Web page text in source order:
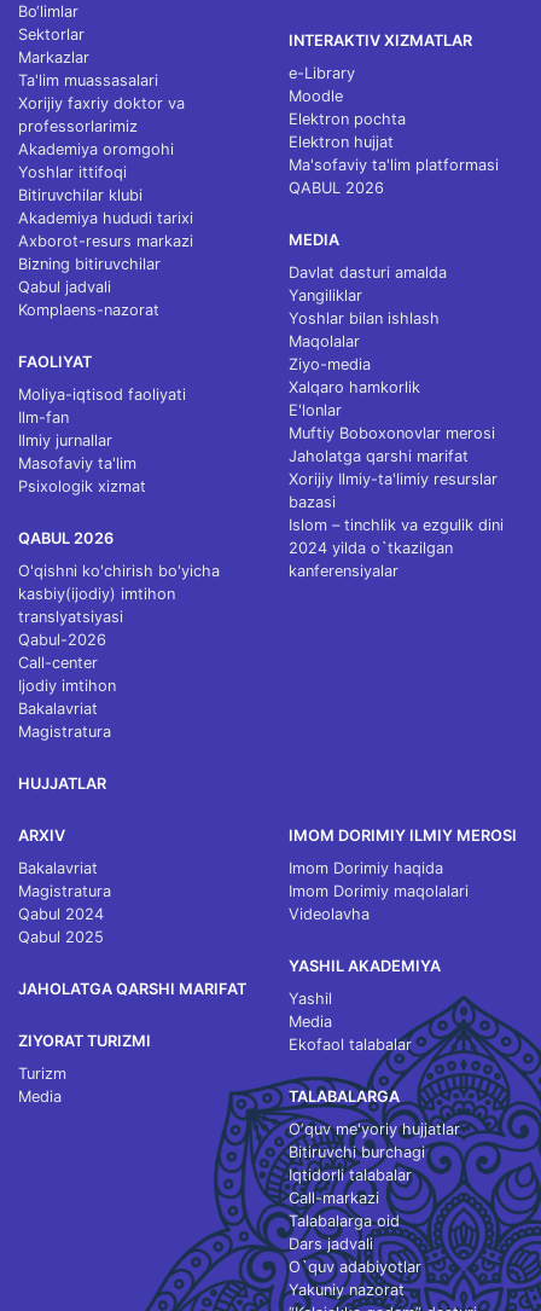
Bo‘limlar
Sektorlar
Markazlar
Ta'lim muassasalari
Xorijiy faxriy doktor va
professorlarimiz
Akademiya oromgohi
Yoshlar ittifoqi
Bitiruvchilar klubi
Akademiya hududi tarixi
Axborot-resurs markazi
Bizning bitiruvchilar
Qabul jadvali
Komplaens-nazorat
FAOLIYAT
Moliya-iqtisod faoliyati
Ilm-fan
Ilmiy jurnallar
Masofaviy ta'lim
Psixologik xizmat
QABUL 2026
O'qishni ko'chirish bo'yicha
kasbiy(ijodiy) imtihon
translyatsiyasi
Qabul-2026
Call-center
Ijodiy imtihon
Bakalavriat
Magistratura
HUJJATLAR
INTERAKTIV XIZMATLAR
e-Library
Moodle
Elektron pochta
Elektron hujjat
Ma'sofaviy ta'lim platformasi
QABUL 2026
MEDIA
Davlat dasturi amalda
Yangiliklar
Yoshlar bilan ishlash
Maqolalar
Ziyo-media
Xalqaro hamkorlik
E'lonlar
Muftiy Boboxonovlar merosi
Jaholatga qarshi marifat
Xorijiy Ilmiy-ta'limiy resurslar
bazasi
Islom – tinchlik va ezgulik dini
2024 yilda o`tkazilgan
kanferensiyalar
ARXIV
Bakalavriat
Magistratura
Qabul 2024
Qabul 2025
JAHOLATGA QARSHI MARIFAT
ZIYORAT TURIZMI
Turizm
Media
IMOM DORIMIY ILMIY MEROSI
Imom Dorimiy haqida
Imom Dorimiy maqolalari
Videolavha
YASHIL AKADEMIYA
Yashil
Media
Ekofaol talabalar
TALABALARGA
O‘quv me'yoriy hujjatlar
Bitiruvchi burchagi
Iqtidorli talabalar
Call-markazi
Talabalarga oid
Dars jadvali
O`quv adabiyotlar
Yakuniy nazorat